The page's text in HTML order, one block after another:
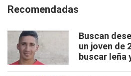
Recomendadas
Buscan
un joven de
buscar leña